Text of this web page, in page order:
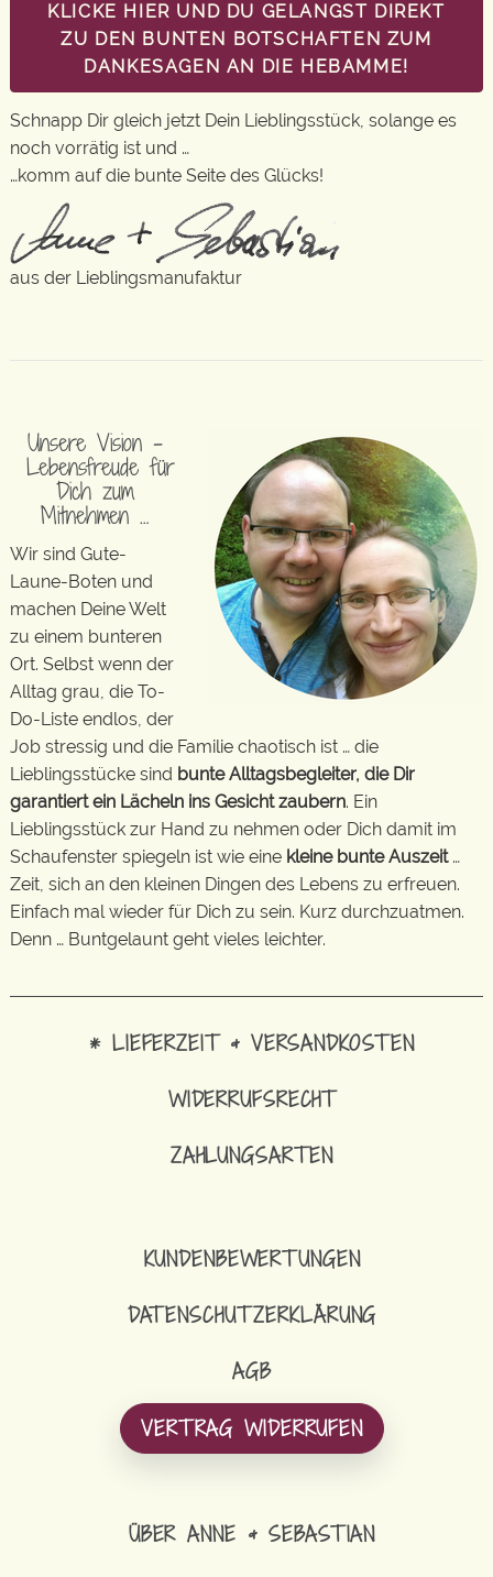
KLICKE HIER UND DU GELANGST DIREKT
ZU DEN BUNTEN BOTSCHAFTEN ZUM
DANKESAGEN AN DIE HEBAMME!
Schnapp Dir gleich jetzt Dein Lieblingsstück, solange es
noch vorrätig ist und …
…komm auf die bunte Seite des Glücks!
aus der Lieblingsmanufaktur
Unsere Vision –
Lebensfreude für
Dich zum
Mitnehmen …
Wir sind Gute-
Laune-Boten und
machen Deine Welt
zu einem bunteren
Ort. Selbst wenn der
Alltag grau, die To-
Do-Liste endlos, der
Job stressig und die Familie chaotisch ist … die
Lieblingsstücke sind bunte Alltagsbegleiter, die Dir
garantiert ein Lächeln ins Gesicht zaubern. Ein
Lieblingsstück zur Hand zu nehmen oder Dich damit im
Schaufenster spiegeln ist wie eine kleine bunte Auszeit…
Zeit, sich an den kleinen Dingen des Lebens zu erfreuen.
Einfach mal wieder für Dich zu sein. Kurz durchzuatmen.
Denn … Buntgelaunt geht vieles leichter.
* LIEFERZEIT & VERSANDKOSTEN
WIDERRUFSRECHT
ZAHLUNGSARTEN
KUNDENBEWERTUNGEN
DATENSCHUTZERKLÄRUNG
AGB
VERTRAG WIDERRUFEN
ÜBER ANNE & SEBASTIAN